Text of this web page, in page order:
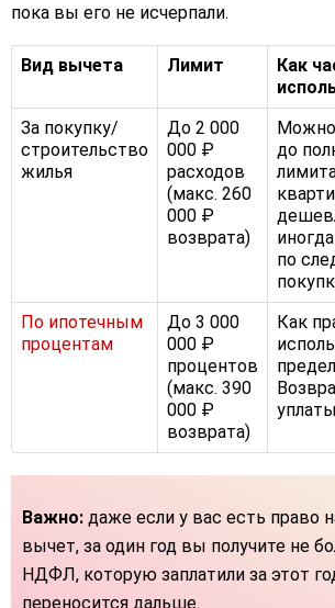
пока вы его не исчерпали.
Вид вычета Лимит
Как
За покупку/
строительство
жилья
До 2 000
000 ₽
расходов
(макс. 260
000 ₽
возврата)
Можно
до
по
По ипотечным
процентам
До 3 000
000 ₽
процентов
(макс. 390
000 ₽
возврата)
Как
Важно: даже если у вас есть право
вычет, за один год вы получите не
НДФЛ, которую заплатили за этот
переносится дальше.